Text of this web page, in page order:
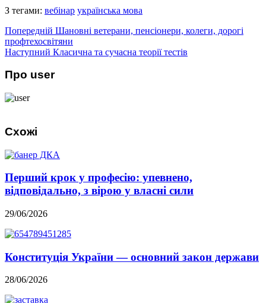
З тегами: вебінар українська мова
Попередній Шановні ветерани, пенсіонери, колеги, дорогі
профтехосвітяни
Наступний Класична та сучасна теорії тестів
Про user
Схожі
Перший крок у професію: упевнено,
відповідально, з вірою у власні сили
29/06/2026
Конституція України — основний закон держави
28/06/2026